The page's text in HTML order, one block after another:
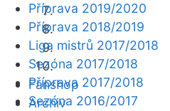
Fanshop
Archiv
Příprava 2019/2020
Příprava 2018/2019
Liga mistrů 2017/2018
Sezóna 2017/2018
Příprava 2017/2018
Sezóna 2016/2017